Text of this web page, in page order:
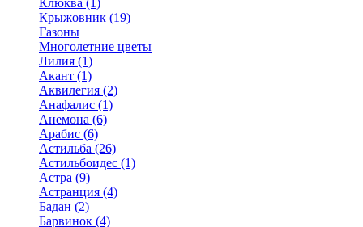
Клюква (1)
Крыжовник (19)
Газоны
Многолетние цветы
Лилия (1)
Акант (1)
Аквилегия (2)
Анафалис (1)
Анемона (6)
Арабис (6)
Астильба (26)
Астильбоидес (1)
Астра (9)
Астранция (4)
Бадан (2)
Барвинок (4)